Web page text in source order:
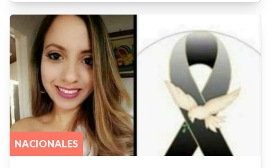
NACIONALES